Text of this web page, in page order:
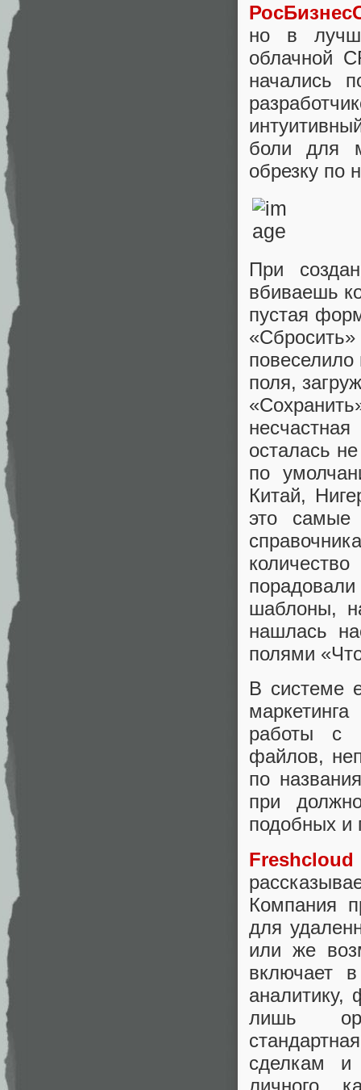
но в
облачной
начались
боли для
обрезку по
При
вбиваешь
пустая
поля,
осталась
по
Китай,
это самые
шаблоны,
нашлась
полями
В системе
работы с
файлов,
по
при
подобных и
Freshcloud
Компания
для
или же
включает
аналитику,
лишь
сделкам
личного